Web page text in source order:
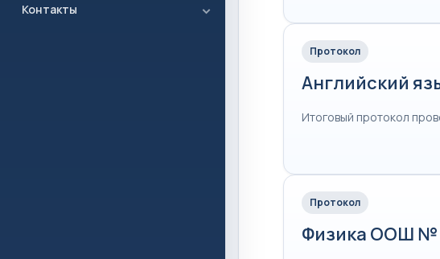
Контакты
Протокол
Английский
Итоговый протокол
Протокол
Физика ООШ №